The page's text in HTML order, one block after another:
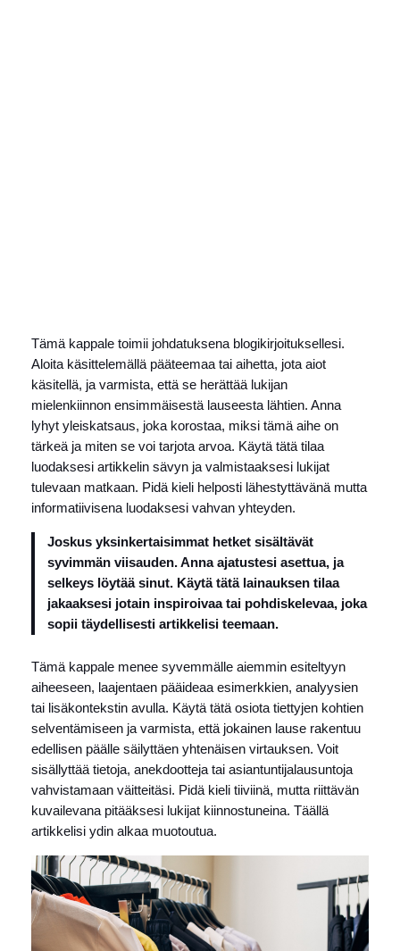
Tämä kappale toimii johdatuksena blogikirjoituksellesi.
Aloita käsittelemällä pääteemaa tai aihetta, jota aiot
käsitellä, ja varmista, että se herättää lukijan
mielenkiinnon ensimmäisestä lauseesta lähtien. Anna
lyhyt yleiskatsaus, joka korostaa, miksi tämä aihe on
tärkeä ja miten se voi tarjota arvoa. Käytä tätä tilaa
luodaksesi artikkelin sävyn ja valmistaaksesi lukijat
tulevaan matkaan. Pidä kieli helposti lähestyttävänä mutta
informatiivisena luodaksesi vahvan yhteyden.
Joskus yksinkertaisimmat hetket sisältävät
syvimmän viisauden. Anna ajatustesi asettua, ja
selkeys löytää sinut. Käytä tätä lainauksen tilaa
jakaaksesi jotain inspiroivaa tai pohdiskelevaa, joka
sopii täydellisesti artikkelisi teemaan.
Tämä kappale menee syvemmälle aiemmin esiteltyyn
aiheeseen, laajentaen pääideaa esimerkkien, analyysien
tai lisäkontekstin avulla. Käytä tätä osiota tiettyjen kohtien
selventämiseen ja varmista, että jokainen lause rakentuu
edellisen päälle säilyttäen yhtenäisen virtauksen. Voit
sisällyttää tietoja, anekdootteja tai asiantuntijalausuntoja
vahvistamaan väitteitäsi. Pidä kieli tiiviinä, mutta riittävän
kuvailevana pitääksesi lukijat kiinnostuneina. Täällä
artikkelisi ydin alkaa muotoutua.